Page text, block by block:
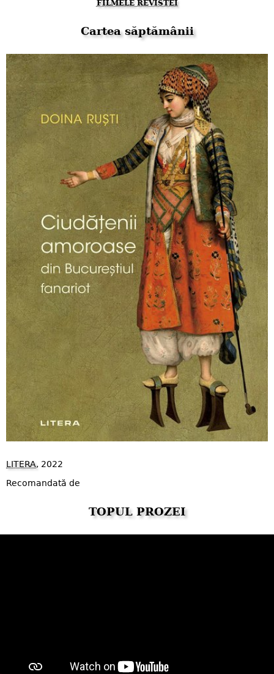
FILMELE REVISTEI
Cartea săptămânii
LITERA, 2022
Recomandată de
TOPUL PROZEI